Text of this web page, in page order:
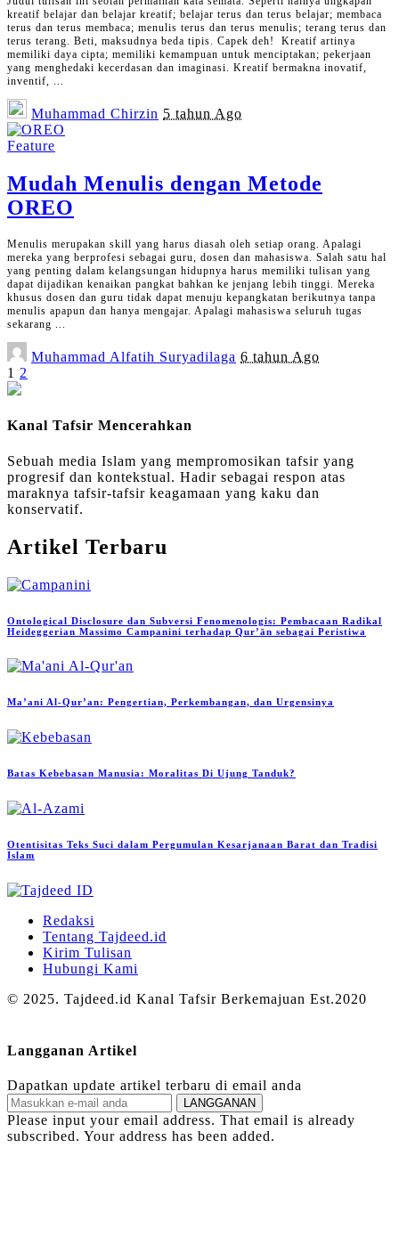
kreatif belajar dan belajar kreatif; belajar terus dan terus belajar; membaca
terus dan terus membaca; menulis terus dan terus menulis; terang terus dan
terus terang. Beti, maksudnya beda tipis. Capek deh! Kreatif artinya
memiliki daya cipta; memiliki kemampuan untuk menciptakan; pekerjaan
yang menghedaki kecerdasan dan imaginasi. Kreatif bermakna inovatif,
inventif, ...
Posted
by
Muhammad Chirzin 5 tahun Ago
Feature
Mudah Menulis dengan Metode
OREO
Menulis merupakan skill yang harus diasah oleh setiap orang. Apalagi
mereka yang berprofesi sebagai guru, dosen dan mahasiswa. Salah satu hal
yang penting dalam kelangsungan hidupnya harus memiliki tulisan yang
dapat dijadikan kenaikan pangkat bahkan ke jenjang lebih tinggi. Mereka
khusus dosen dan guru tidak dapat menuju kepangkatan berikutnya tanpa
menulis apapun dan hanya mengajar. Apalagi mahasiswa seluruh tugas
sekarang ...
Posted
by
Muhammad Alfatih Suryadilaga 6 tahun Ago
1 2
Kanal Tafsir Mencerahkan
Sebuah media Islam yang mempromosikan tafsir yang
progresif dan kontekstual. Hadir sebagai respon atas
maraknya tafsir-tafsir keagamaan yang kaku dan
konservatif.
Artikel Terbaru
Ontological Disclosure dan Subversi Fenomenologis: Pembacaan Radikal
Heideggerian Massimo Campanini terhadap Qur’ān sebagai Peristiwa
Ma’ani Al-Qur’an: Pengertian, Perkembangan, dan Urgensinya
Batas Kebebasan Manusia: Moralitas Di Ujung Tanduk?
Otentisitas Teks Suci dalam Pergumulan Kesarjanaan Barat dan Tradisi
Islam
Redaksi
Tentang Tajdeed.id
Kirim Tulisan
Hubungi Kami
© 2025. Tajdeed.id Kanal Tafsir Berkemajuan Est.2020
Langganan Artikel
Dapatkan update artikel terbaru di email anda
LANGGANAN
Please input your email address. That email is already
subscribed. Your address has been added.